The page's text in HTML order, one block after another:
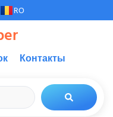
RO
Контакты